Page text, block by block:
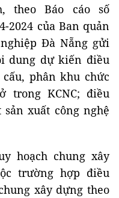
theo Báo cáo số
2024 của Ban quản
Đà Nẵng gửi
dung dự kiến điều
phân khu chức
trong KCNC; điều
xuất công nghệ
hoạch chung xây
trường hợp điều
xây dựng theo